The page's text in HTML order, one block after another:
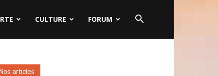
CULTURE FORUM
articles